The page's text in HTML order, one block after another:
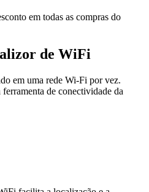
em todas as compras do
de WiFi
em uma rede Wi-Fi por vez.
de conectividade da